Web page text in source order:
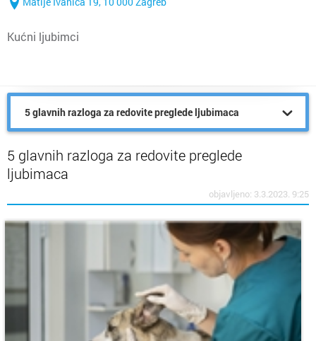
Kućni ljubimci
5 glavnih razloga za redovite preglede ljubimaca
5 glavnih razloga za redovite preglede
ljubimaca
objavljeno: 3.3.2023. 9:25